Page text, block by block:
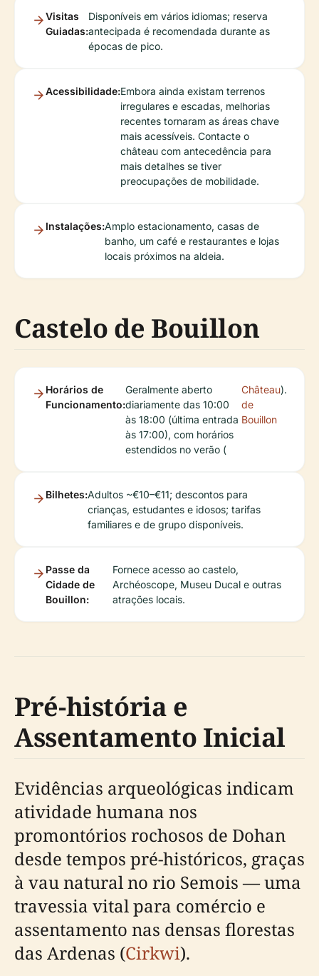
Visitas
Guiadas:
Disponíveis em vários idiomas; reserva
antecipada é recomendada durante as
épocas de pico.
Acessibilidade:Embora ainda existam terrenos
irregulares e escadas, melhorias
recentes tornaram as áreas chave
mais acessíveis. Contacte o
château com antecedência para
mais detalhes se tiver
preocupações de mobilidade.
Instalações:Amplo estacionamento, casas de
banho, um café e restaurantes e lojas
locais próximos na aldeia.
Castelo de Bouillon
Horários de
Funcionamento:
Geralmente aberto
diariamente das 10:00
às 18:00 (última entrada
às 17:00), com horários
estendidos no verão (
Château
de
Bouillon
).
Bilhetes:Adultos ~€10–€11; descontos para
crianças, estudantes e idosos; tarifas
familiares e de grupo disponíveis.
Passe da
Cidade de
Bouillon:
Fornece acesso ao castelo,
Archéoscope, Museu Ducal e outras
atrações locais.
Pré-história e
Assentamento Inicial
Evidências arqueológicas indicam
atividade humana nos
promontórios rochosos de Dohan
desde tempos pré-históricos, graças
à vau natural no rio Semois — uma
travessia vital para comércio e
assentamento nas densas florestas
das Ardenas (Cirkwi).